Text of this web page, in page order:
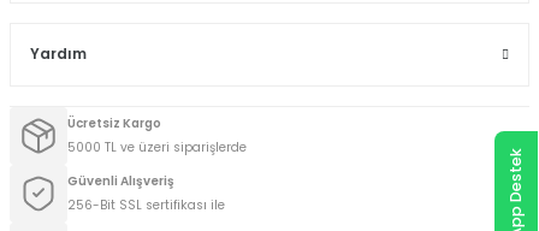
Yardım
Ücretsiz Kargo
5000 TL ve üzeri siparişlerde
Güvenli Alışveriş
256-Bit SSL sertifikası ile